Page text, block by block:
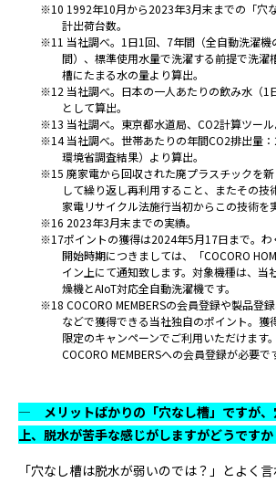
※10 1992年10月から2023年3月末までの「穴
計出荷台数。
※11 当社調べ。1日1回、7年間（全自動洗濯機
間）、標準使用水量で洗濯する前提で洗濯
槽にたまる水の量より算出。
※12 当社調べ。日本の一人あたりの飲み水（1
として算出。
※13 当社調べ。東京都水道局、CO2計算ツール
※14 当社調べ。世帯あたりの年間CO2排出量
環境省調査結果）より算出。
※15 廃家電から回収された廃プラスチックを
して繰り返し再利用すること、またその
家電リサイクル法施行当初からこの技術を
※16 2023年3月末までの実績。
※17ポイントの獲得は2024年5月17日まで。わ
開始時期につきましては、「COCORO
イン上にて通知致します。対象機種は、当
燥機とAIoT対応全自動洗濯機です。
※18 COCORO MEMBERSの会員登録や製品登
などで獲得できる当社独自のポイント。獲
限定のキャンペーンでご利用いただけます
COCORO MEMBERSへの会員登録が必要で
― メリットばかりの「穴なし槽」ですが、
上、脱水が苦手な感じがしますがどうですか
「穴なし槽は脱水が弱いのでは？」とよく